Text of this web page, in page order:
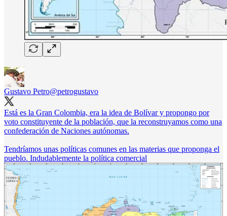
Gustavo Petro@petrogustavo
Está es la Gran Colombia, era la idea de Bolívar y propongo por
voto constituyente de la población, que la reconstruyamos como una
confederación de Naciones autónomas.
Tendríamos unas políticas comunes en las materias que proponga el
pueblo. Indudablemente la política comercial